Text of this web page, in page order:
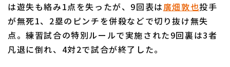
利用規約 プライバシーポリシー
運営会社（別ウィンドウで開く） よくある質問
は遊失も絡み1点を失ったが、9回表は廣畑敦也投手
が無死1、2塁のピンチを併殺などで切り抜け無失
点。練習試合の特別ルールで実施された9回裏は3者
凡退に倒れ、4対2で試合が終了した。